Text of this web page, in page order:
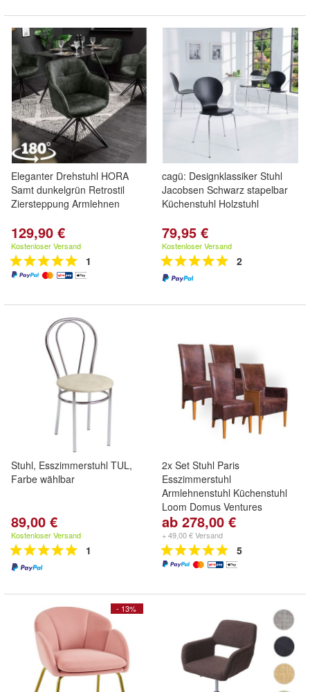
Eleganter Drehstuhl HORA
Samt dunkelgrün Retrostil
Ziersteppung Armlehnen
129,90 €
Kostenloser Versand
1
cagü: Designklassiker Stuhl
Jacobsen Schwarz stapelbar
Küchenstuhl Holzstuhl
79,95 €
Kostenloser Versand
2
Stuhl, Esszimmerstuhl TUL,
Farbe wählbar
89,00 €
Kostenloser Versand
1
2x Set Stuhl Paris
Esszimmerstuhl
Armlehnenstuhl Küchenstuhl
Loom Domus Ventures
ab 278,00 €
+ 49,00 € Versand
5
- 13%